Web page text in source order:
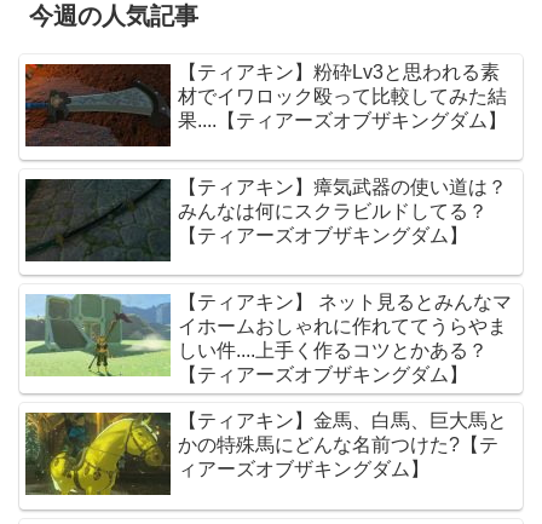
今週の人気記事
【ティアキン】粉砕Lv3と思われる素
材でイワロック殴って比較してみた結
果....【ティアーズオブザキングダム】
【ティアキン】瘴気武器の使い道は？
みんなは何にスクラビルドしてる？
【ティアーズオブザキングダム】
【ティアキン】 ネット見るとみんなマ
イホームおしゃれに作れててうらやま
しい件....上手く作るコツとかある？
【ティアーズオブザキングダム】
【ティアキン】金馬、白馬、巨大馬と
かの特殊馬にどんな名前つけた?【テ
ィアーズオブザキングダム】